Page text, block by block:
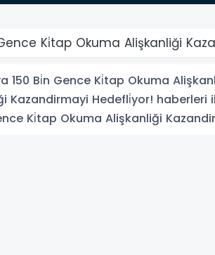
Düzenlemeye Hazırız"
Ki̇tap Okuma Alişkanliği
150 Bi̇n Gence Ki̇tap Okuma
Kazandirmayi Hedefli̇yor!
Ki̇tap Okuma Alişkanliği